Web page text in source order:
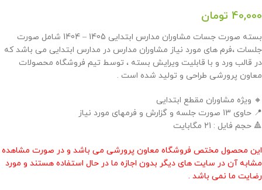
40,000 تومان
بسته صورت جسات مشاوران مدارس ابتدایی 1405 – 1404 شامل صورت
جلسات ،فرم های مورد نیاز مشاوران مدارس در مدارس ابتدایی می باشد که
در قالب ورد و با قابلیت ویرایش بسته ، توسط تیم فروشگاه محصولات
معاون پرورشی طراحی و تولید شده است .
🔸 ویژه مشاوران مقطع ابتدایی
📍 حاوی 13 صورت جلسه و گزارش و فرمهای مورد نیاز
🔺 حجم فایل : 21 مگابایت
این محصول مختص فروشگاه معاون پرورشی می باشد و در صورت مشاهده
مشابه آن در سایت های دیگر بدون اجازه ما در حال استفاده هستند و مورد
رضایت ما نمی باشد .